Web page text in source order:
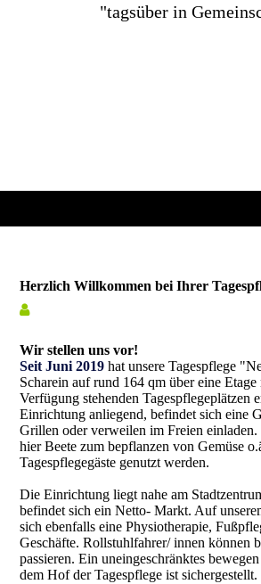
"tagsüber in
Herzlich Willkommen bei Ihrer
Wir stellen uns vor!
Seit Juni 2019hat unsere Tagespflege
Scharein auf rund 164 qm über eine
Verfügung stehenden Tagespflegeplätzen
Einrichtung anliegend, befindet sich eine
Grillen oder verweilen im Freien einladen.
hier Beete zum bepflanzen von Gemüse
Tagespflegegäste genutzt werden.
Die Einrichtung liegt nahe am
befindet sich ein Netto- Markt. Auf
sich ebenfalls eine Physiotherapie,
Geschäfte. Rollstuhlfahrer/ innen können
passieren. Ein uneingeschränktes
dem Hof der Tagespflege ist sichergestellt.